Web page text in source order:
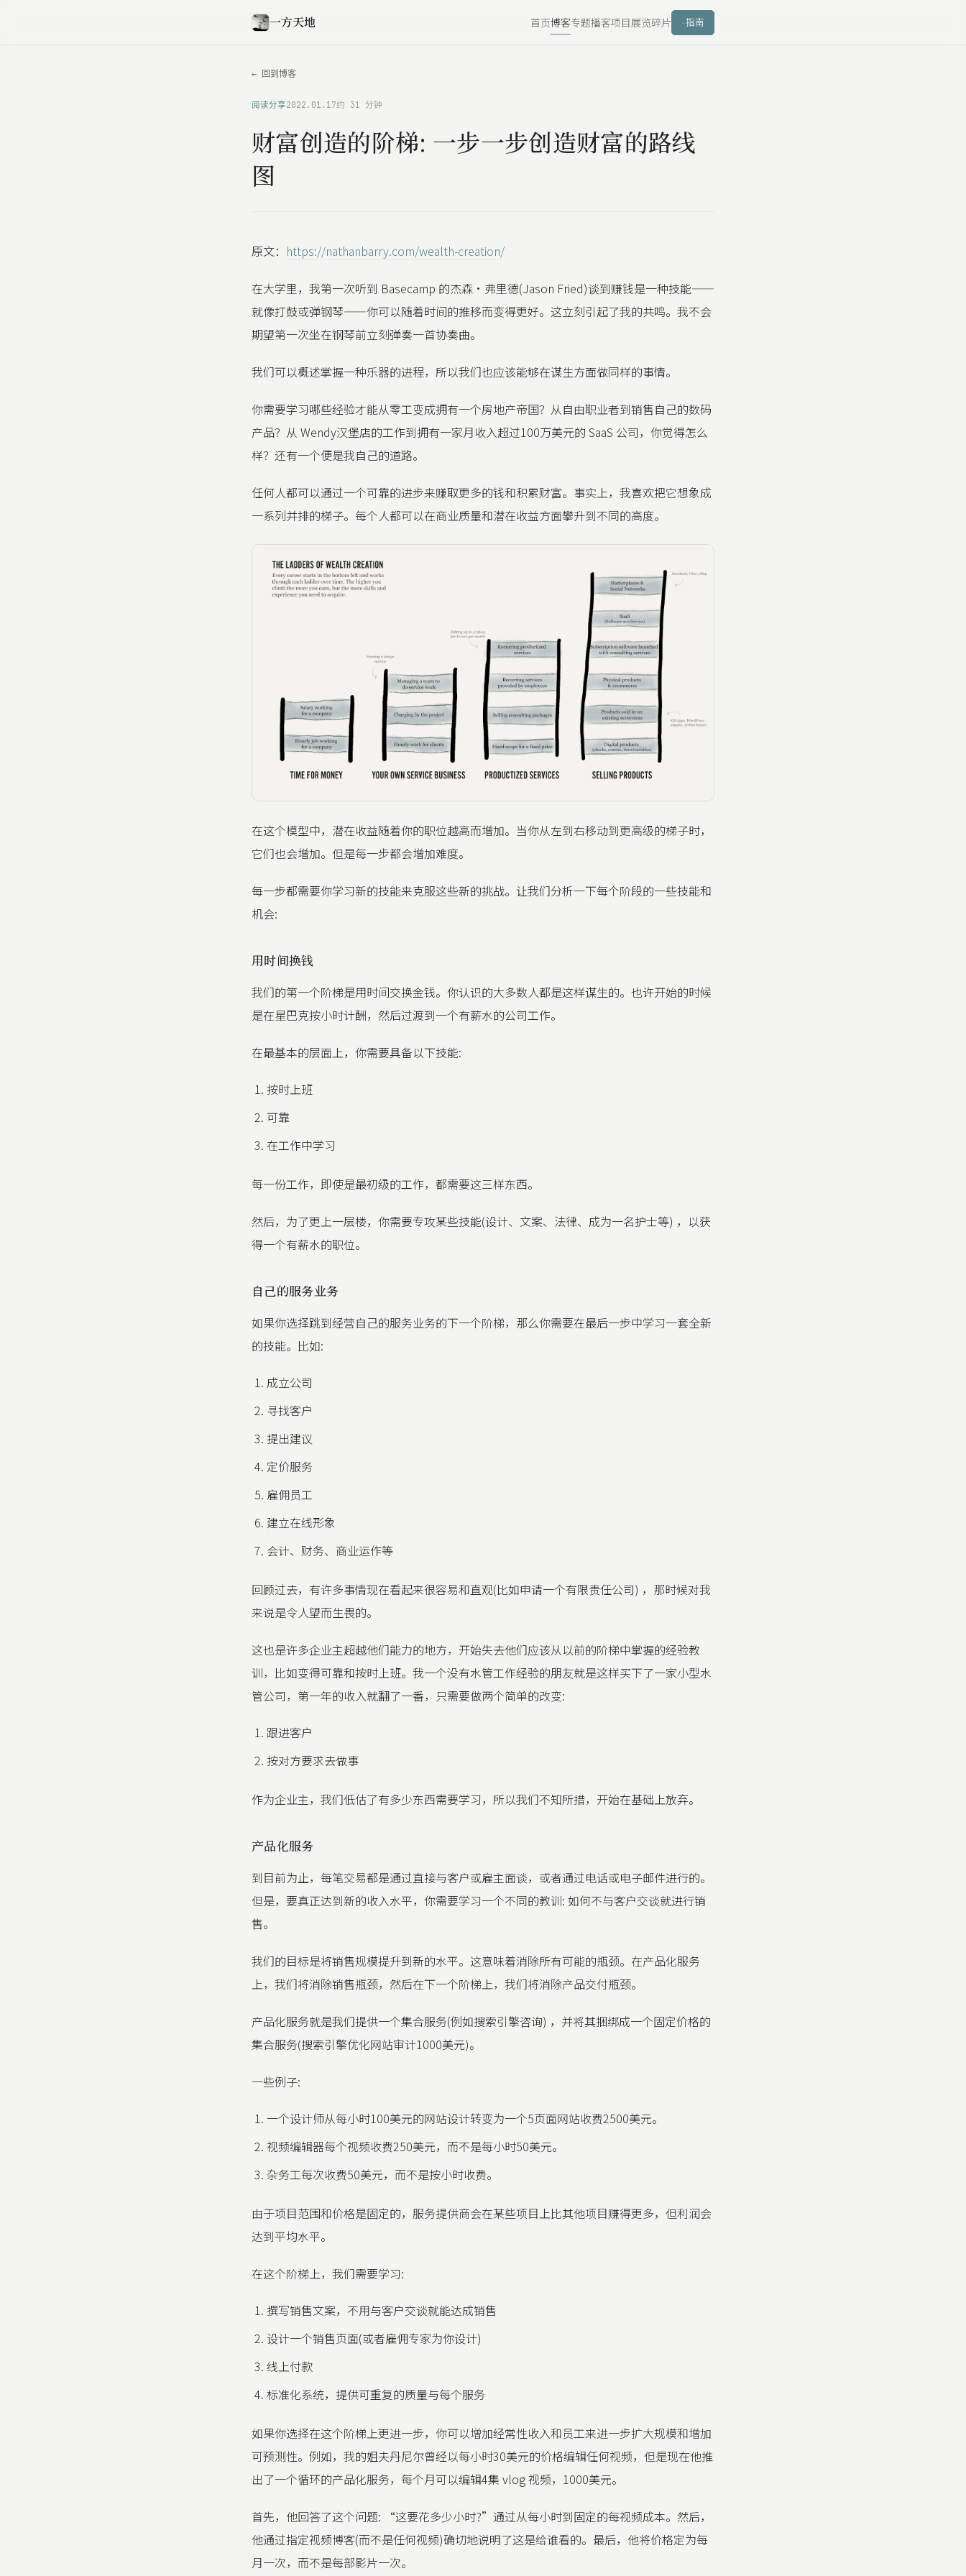
一方天地 首页博客专题播客项目展览碎片 指南
← 回到博客
阅读分享2022.01.17约 31 分钟
财富创造的阶梯: 一步一步创造财富的路线
图
原文： https://nathanbarry.com/wealth-creation/
在大学里，我第一次听到 Basecamp 的杰森•弗里德(Jason Fried)谈到赚钱是一种技能——
就像打鼓或弹钢琴——你可以随着时间的推移而变得更好。这立刻引起了我的共鸣。我不会
期望第一次坐在钢琴前立刻弹奏一首协奏曲。
我们可以概述掌握一种乐器的进程，所以我们也应该能够在谋生方面做同样的事情。
你需要学习哪些经验才能从零工变成拥有一个房地产帝国？从自由职业者到销售自己的数码
产品？从 Wendy汉堡店的工作到拥有一家月收入超过100万美元的 SaaS 公司，你觉得怎么
样？还有一个便是我自己的道路。
任何人都可以通过一个可靠的进步来赚取更多的钱和积累财富。事实上，我喜欢把它想象成
一系列并排的梯子。每个人都可以在商业质量和潜在收益方面攀升到不同的高度。
在这个模型中，潜在收益随着你的职位越高而增加。当你从左到右移动到更高级的梯子时，
它们也会增加。但是每一步都会增加难度。
每一步都需要你学习新的技能来克服这些新的挑战。让我们分析一下每个阶段的一些技能和
机会:
用时间换钱
我们的第一个阶梯是用时间交换金钱。你认识的大多数人都是这样谋生的。也许开始的时候
是在星巴克按小时计酬，然后过渡到一个有薪水的公司工作。
在最基本的层面上，你需要具备以下技能:
按时上班
可靠
在工作中学习
每一份工作，即使是最初级的工作，都需要这三样东西。
然后，为了更上一层楼，你需要专攻某些技能(设计、文案、法律、成为一名护士等) ，以获
得一个有薪水的职位。
自己的服务业务
如果你选择跳到经营自己的服务业务的下一个阶梯，那么你需要在最后一步中学习一套全新
的技能。比如:
成立公司
寻找客户
提出建议
定价服务
雇佣员工
建立在线形象
会计、财务、商业运作等
回顾过去，有许多事情现在看起来很容易和直观(比如申请一个有限责任公司) ，那时候对我
来说是令人望而生畏的。
这也是许多企业主超越他们能力的地方，开始失去他们应该从以前的阶梯中掌握的经验教
训，比如变得可靠和按时上班。我一个没有水管工作经验的朋友就是这样买下了一家小型水
管公司，第一年的收入就翻了一番，只需要做两个简单的改变:
跟进客户
按对方要求去做事
作为企业主，我们低估了有多少东西需要学习，所以我们不知所措，开始在基础上放弃。
产品化服务
到目前为止，每笔交易都是通过直接与客户或雇主面谈，或者通过电话或电子邮件进行的。
但是，要真正达到新的收入水平，你需要学习一个不同的教训: 如何不与客户交谈就进行销
售。
我们的目标是将销售规模提升到新的水平。这意味着消除所有可能的瓶颈。在产品化服务
上，我们将消除销售瓶颈，然后在下一个阶梯上，我们将消除产品交付瓶颈。
产品化服务就是我们提供一个集合服务(例如搜索引擎咨询) ，并将其捆绑成一个固定价格的
集合服务(搜索引擎优化网站审计1000美元)。
一些例子:
一个设计师从每小时100美元的网站设计转变为一个5页面网站收费2500美元。
视频编辑器每个视频收费250美元，而不是每小时50美元。
杂务工每次收费50美元，而不是按小时收费。
由于项目范围和价格是固定的，服务提供商会在某些项目上比其他项目赚得更多，但利润会
达到平均水平。
在这个阶梯上，我们需要学习:
撰写销售文案，不用与客户交谈就能达成销售
设计一个销售页面(或者雇佣专家为你设计)
线上付款
标准化系统，提供可重复的质量与每个服务
如果你选择在这个阶梯上更进一步，你可以增加经常性收入和员工来进一步扩大规模和增加
可预测性。例如，我的姐夫丹尼尔曾经以每小时30美元的价格编辑任何视频，但是现在他推
出了一个循环的产品化服务，每个月可以编辑4集 vlog 视频，1000美元。
首先，他回答了这个问题: “这要花多少小时?”通过从每小时到固定的每视频成本。然后，
他通过指定视频博客(而不是任何视频)确切地说明了这是给谁看的。最后，他将价格定为每
月一次，而不是每部影片一次。